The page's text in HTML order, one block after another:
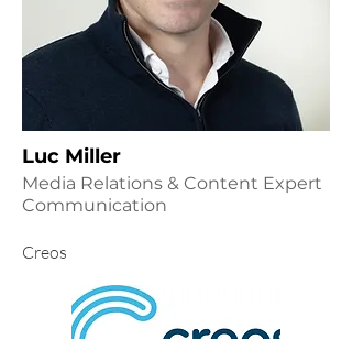
Luc Miller
Media Relations & Content Expert
Communication
Creos